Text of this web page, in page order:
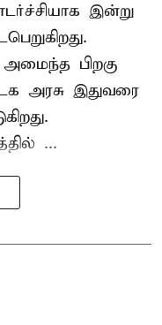
இன்று
பிறகு
அரசு இதுவரை
...